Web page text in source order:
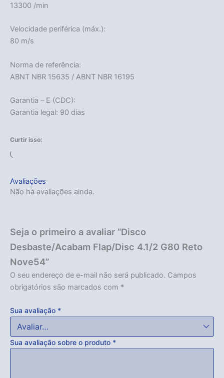
13300 /min
Velocidade periférica (máx.):
80 m/s
Norma de referência:
ABNT NBR 15635 / ABNT NBR 16195
Garantia – E (CDC):
Garantia legal: 90 dias
Curtir isso:
Avaliações
Não há avaliações ainda.
Seja o primeiro a avaliar “Disco
Desbaste/Acabam Flap/Disc 4.1/2 G80 Reto
Nove54”
O seu endereço de e-mail não será publicado. Campos
obrigatórios são marcados com *
Sua avaliação *
Sua avaliação sobre o produto *